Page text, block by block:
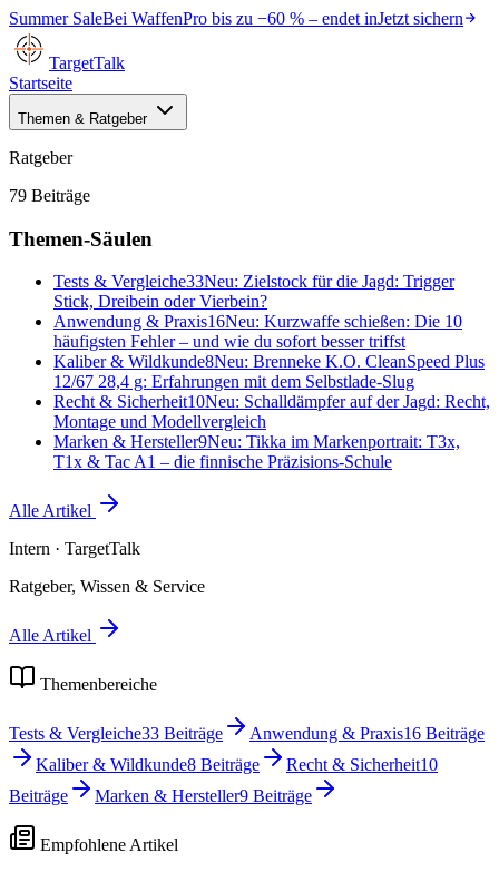
Summer SaleBei WaffenPro bis zu −60 % – endet inJetzt sichern
TargetTalk
Startseite
Themen & Ratgeber
Ratgeber
79 Beiträge
Themen-Säulen
Tests & Vergleiche33Neu: Zielstock für die Jagd: Trigger
Stick, Dreibein oder Vierbein?
Anwendung & Praxis16Neu: Kurzwaffe schießen: Die 10
häufigsten Fehler – und wie du sofort besser triffst
Kaliber & Wildkunde8Neu: Brenneke K.O. CleanSpeed Plus
12/67 28,4 g: Erfahrungen mit dem Selbstlade-Slug
Recht & Sicherheit10Neu: Schalldämpfer auf der Jagd: Recht,
Montage und Modellvergleich
Marken & Hersteller9Neu: Tikka im Markenportrait: T3x,
T1x & Tac A1 – die finnische Präzisions-Schule
Alle Artikel
Intern · TargetTalk
Ratgeber, Wissen & Service
Alle Artikel
Themenbereiche
Tests & Vergleiche33 Beiträge Anwendung & Praxis16 Beiträge
Kaliber & Wildkunde8 Beiträge Recht & Sicherheit10
Beiträge
Marken & Hersteller9 Beiträge
Empfohlene Artikel